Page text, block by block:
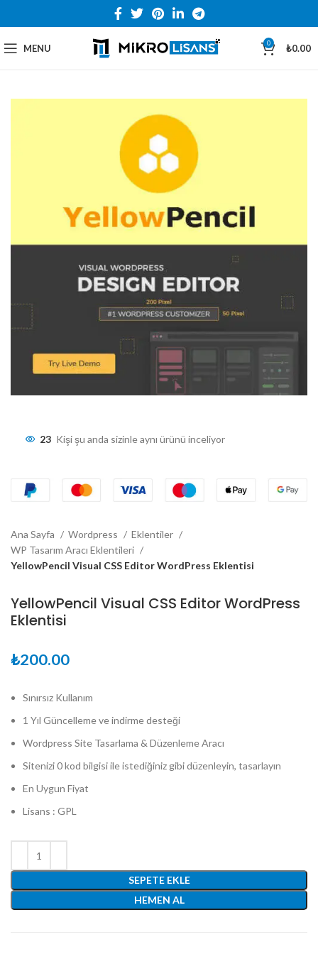
MENU 0 ₺0.00
23 Kişi şu anda sizinle aynı ürünü inceliyor
Ana Sayfa Wordpress
Eklentiler
WP Tasarım Aracı Eklentileri
YellowPencil Visual CSS Editor WordPress Eklentisi
YellowPencil Visual CSS Editor WordPress
Eklentisi
₺200.00
Sınırsız Kullanım
1 Yıl Güncelleme ve indirme desteği
Wordpress Site Tasarlama & Düzenleme Aracı
Sitenizi 0 kod bilgisi ile istediğiniz gibi düzenleyin, tasarlayın
En Uygun Fiyat
Lisans : GPL
SEPETE EKLE
HEMEN AL